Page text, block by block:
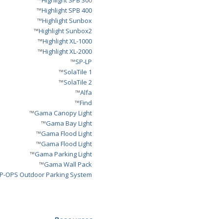
Highlight SPB 400
™
Highlight Sunbox
™
Highlight Sunbox2
™
Highlight XL-1000
™
Highlight XL-2000
™
SP-LP
™
SolaTile 1
™
SolaTile 2
™
Alfa
™
Find
™
Gama Canopy Light
™
Gama Bay Light
™
Gama Flood Light
™
Gama Flood Light
™
Gama Parking Light
™
Gama Wall Pack
™
OPS Outdoor Parking System